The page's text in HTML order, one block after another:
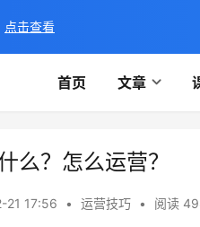
首页 文章
么？怎么运营？
21 17:56 • 运营技巧 • 阅读
点击查看